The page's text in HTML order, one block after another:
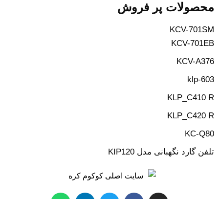
محصولات پر فروش
KCV-701SM
KCV-701EB
KCV-A376
klp-603
KLP_C410 R
KLP_C420 R
KC-Q80
تلفن گارد نگهبانی مدل KIP120